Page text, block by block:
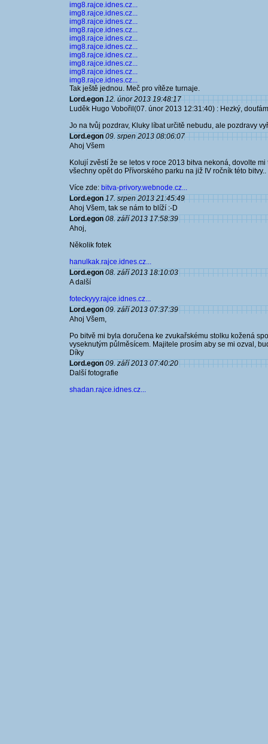
img8.rajce.idnes.cz...
img8.rajce.idnes.cz...
img8.rajce.idnes.cz...
img8.rajce.idnes.cz...
img8.rajce.idnes.cz...
img8.rajce.idnes.cz...
img8.rajce.idnes.cz...
img8.rajce.idnes.cz...
img8.rajce.idnes.cz...
img8.rajce.idnes.cz...
Tak ještě jednou. Meč pro vítěze turnaje.
Lord.egon 12. únor 2013 19:48:17
Luděk Hugo Vobořil(07. únor 2013 12:31:40) : Hezký,
Jo na tvůj pozdrav, Kluky líbat určitě nebudu, ale pozdravy
Lord.egon 09. srpen 2013 08:06:07
Ahoj Všem
Kolují zvěstí že se letos v roce 2013 bitva nekoná, dovolte
všechny opět do Přívorského parku na již IV ročník této bitvy..
Více zde: bitva-privory.webnode.cz...
Lord.egon 17. srpen 2013 21:45:49
Ahoj Všem, tak se nám to blíží :-D
Lord.egon 08. září 2013 17:58:39
Ahoj,
Několik fotek
hanulkak.rajce.idnes.cz...
Lord.egon 08. září 2013 18:10:03
A další
foteckyyy.rajce.idnes.cz...
Lord.egon 09. září 2013 07:37:39
Ahoj Všem,
Po bitvě mi byla doručena ke zvukařskému stolku kožená
vyseknutým půlměsícem. Majitele prosím aby se mi ozval,
Díky
Lord.egon 09. září 2013 07:40:20
Další fotografie
shadan.rajce.idnes.cz...